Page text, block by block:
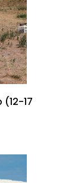
17